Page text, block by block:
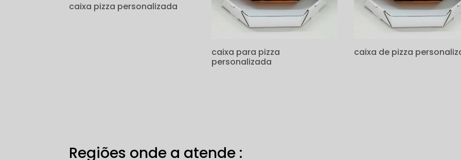
caixa pizza personalizada
caixa para pizza
personalizada
caixa de pizza
Regiões onde a atende :